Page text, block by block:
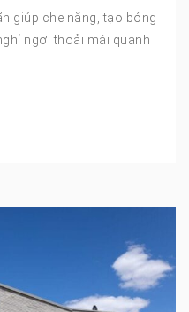
giúp che nắng, tạo bóng
ngơi thoải mái quanh